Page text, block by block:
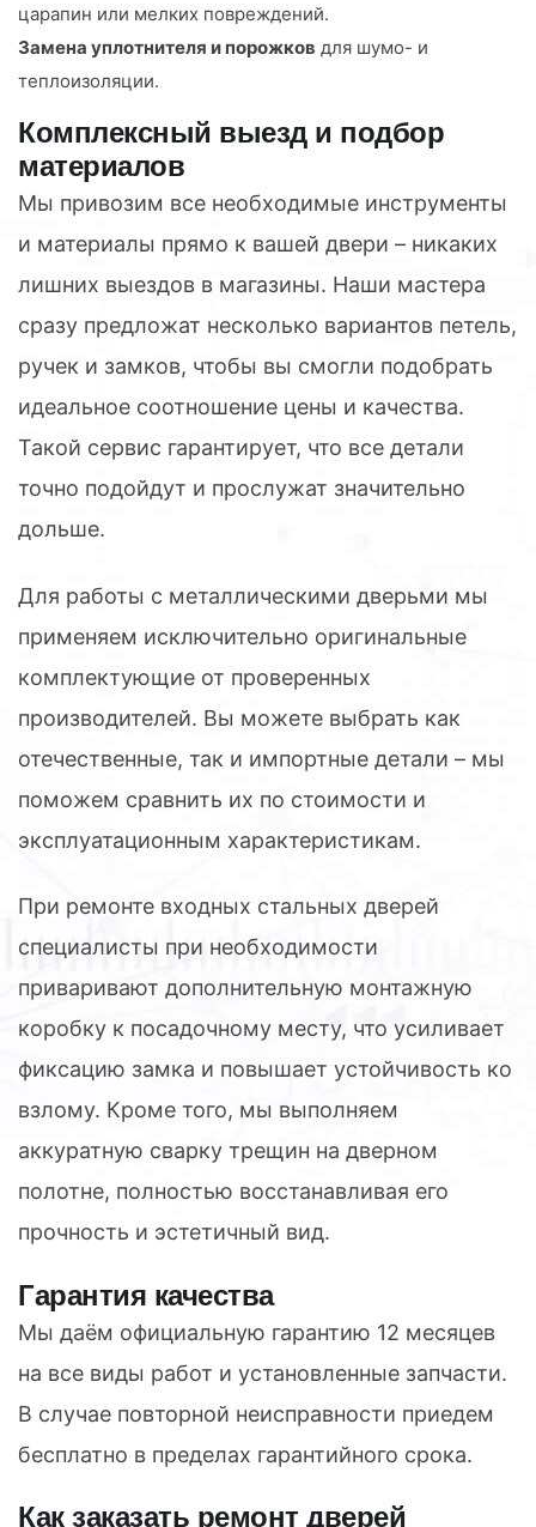
царапин или мелких повреждений.
Замена уплотнителя и порожков для шумо- и
теплоизоляции.
Комплексный выезд и подбор
материалов
Мы привозим все необходимые инструменты
и материалы прямо к вашей двери – никаких
лишних выездов в магазины. Наши мастера
сразу предложат несколько вариантов петель,
ручек и замков, чтобы вы смогли подобрать
идеальное соотношение цены и качества.
Такой сервис гарантирует, что все детали
точно подойдут и прослужат значительно
дольше.
Для работы с металлическими дверьми мы
применяем исключительно оригинальные
комплектующие от проверенных
производителей. Вы можете выбрать как
отечественные, так и импортные детали – мы
поможем сравнить их по стоимости и
эксплуатационным характеристикам.
При ремонте входных стальных дверей
специалисты при необходимости
приваривают дополнительную монтажную
коробку к посадочному месту, что усиливает
фиксацию замка и повышает устойчивость ко
взлому. Кроме того, мы выполняем
аккуратную сварку трещин на дверном
полотне, полностью восстанавливая его
прочность и эстетичный вид.
Гарантия качества
Мы даём официальную гарантию 12 месяцев
на все виды работ и установленные запчасти.
В случае повторной неисправности приедем
бесплатно в пределах гарантийного срока.
Как заказать ремонт дверей